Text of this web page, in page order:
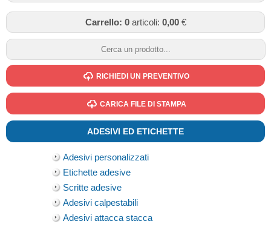
Carrello: 0articoli: 0,00€
RICHIEDI UN PREVENTIVO
CARICA FILE DI STAMPA
ADESIVI ED ETICHETTE
Adesivi personalizzati
Etichette adesive
Scritte adesive
Adesivi calpestabili
Adesivi attacca stacca